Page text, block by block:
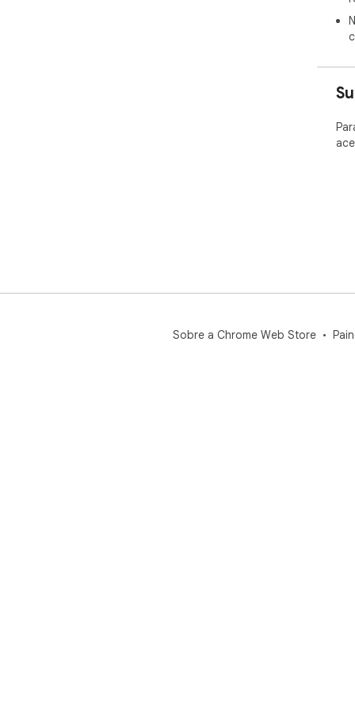
Sobre a Chrome Web Store